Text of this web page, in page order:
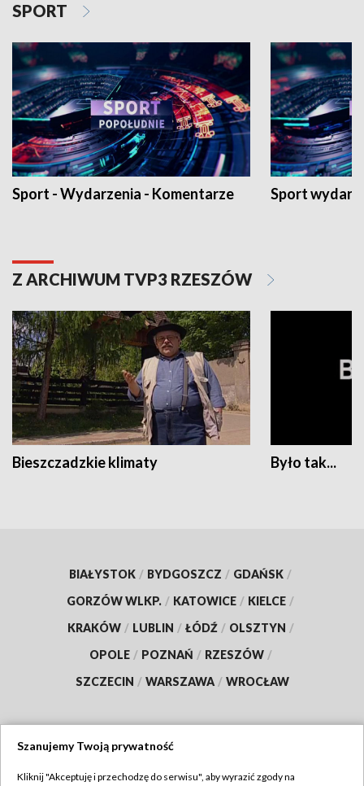
SPORT
Sport - Wydarzenia - Komentarze Sport
Z ARCHIWUM TVP3 RZESZÓW
Bieszczadzkie klimaty Było tak...
BIAŁYSTOK / BYDGOSZCZ / GDAŃSK /
GORZÓW WLKP. / KATOWICE / KIELCE /
KRAKÓW / LUBLIN / ŁÓDŹ / OLSZTYN /
OPOLE / POZNAŃ / RZESZÓW /
SZCZECIN / WARSZAWA / WROCŁAW
Szanujemy Twoją prywatność
Kliknij "Akceptuję i przechodzę do serwisu", aby wyrazić zgody na